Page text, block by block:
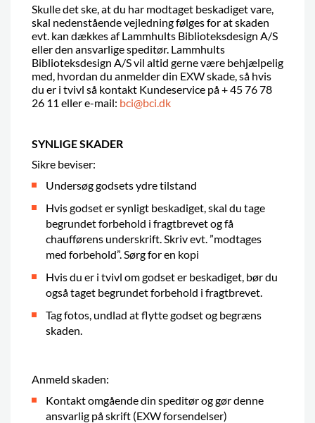
Skulle det ske, at du har modtaget beskadiget vare,
skal nedenstående vejledning følges for at skaden
evt. kan dækkes af Lammhults Biblioteksdesign A/S
eller den ansvarlige speditør. Lammhults
Biblioteksdesign A/S vil altid gerne være behjælpelig
med, hvordan du anmelder din EXW skade, så hvis
du er i tvivl så kontakt Kundeservice på + 45 76 78
26 11 eller e-mail: bci@bci.dk
SYNLIGE SKADER
Sikre beviser:
Undersøg godsets ydre tilstand
Hvis godset er synligt beskadiget, skal du tage
begrundet forbehold i fragtbrevet og få
chaufførens underskrift. Skriv evt. ”modtages
med forbehold”. Sørg for en kopi
Hvis du er i tvivl om godset er beskadiget, bør du
også taget begrundet forbehold i fragtbrevet.
Tag fotos, undlad at flytte godset og begræns
skaden.
Anmeld skaden:
Kontakt omgående din speditør og gør denne
ansvarlig på skrift (EXW forsendelser)